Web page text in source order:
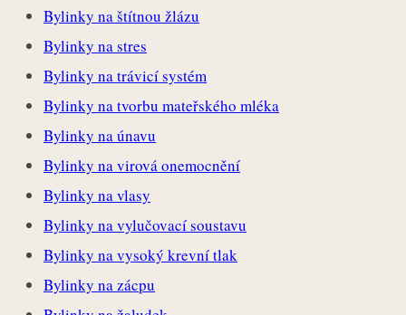
Bylinky na štítnou žlázu
Bylinky na stres
Bylinky na trávicí systém
Bylinky na tvorbu mateřského mléka
Bylinky na únavu
Bylinky na virová onemocnění
Bylinky na vlasy
Bylinky na vylučovací soustavu
Bylinky na vysoký krevní tlak
Bylinky na zácpu